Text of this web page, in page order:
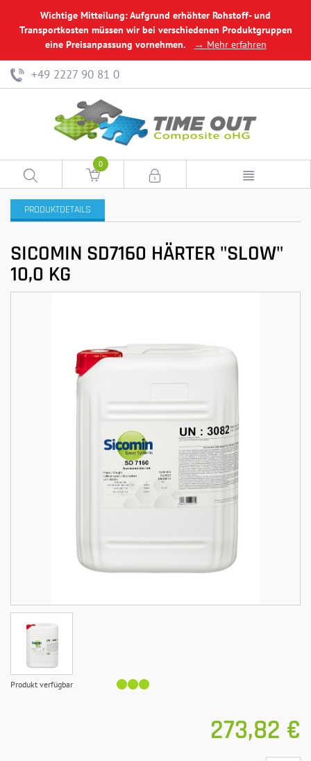
Wichtige Mitteilung: Aufgrund erhöhter Rohstoff- und
Transportkosten müssen wir bei verschiedenen Produktgruppen
eine Preisanpassung vornehmen.
→ Mehr erfahren
+49 2227 90 81 0
0
PRODUKTDETAILS
SICOMIN SD7160 HÄRTER "SLOW"
10,0 KG
Produkt verfügbar
273,82 €